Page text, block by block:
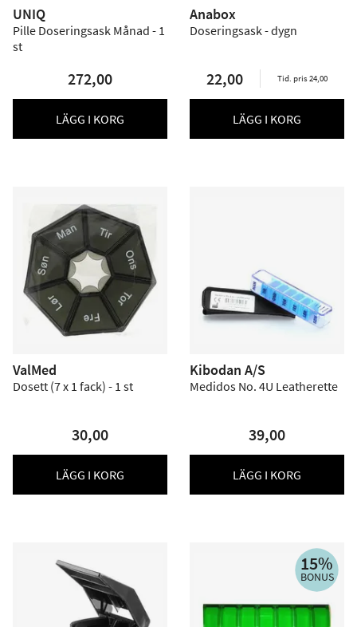
UNIQ
Pille Doseringsask Månad - 1
st
272,00
LÄGG I KORG
Anabox
Doseringsask - dygn
22,00 Tid. pris 24,00
LÄGG I KORG
ValMed
Dosett (7 x 1 fack) - 1 st
30,00
LÄGG I KORG
Kibodan A/S
Medidos No. 4U Leatherette
39,00
LÄGG I KORG
15%
BONUS